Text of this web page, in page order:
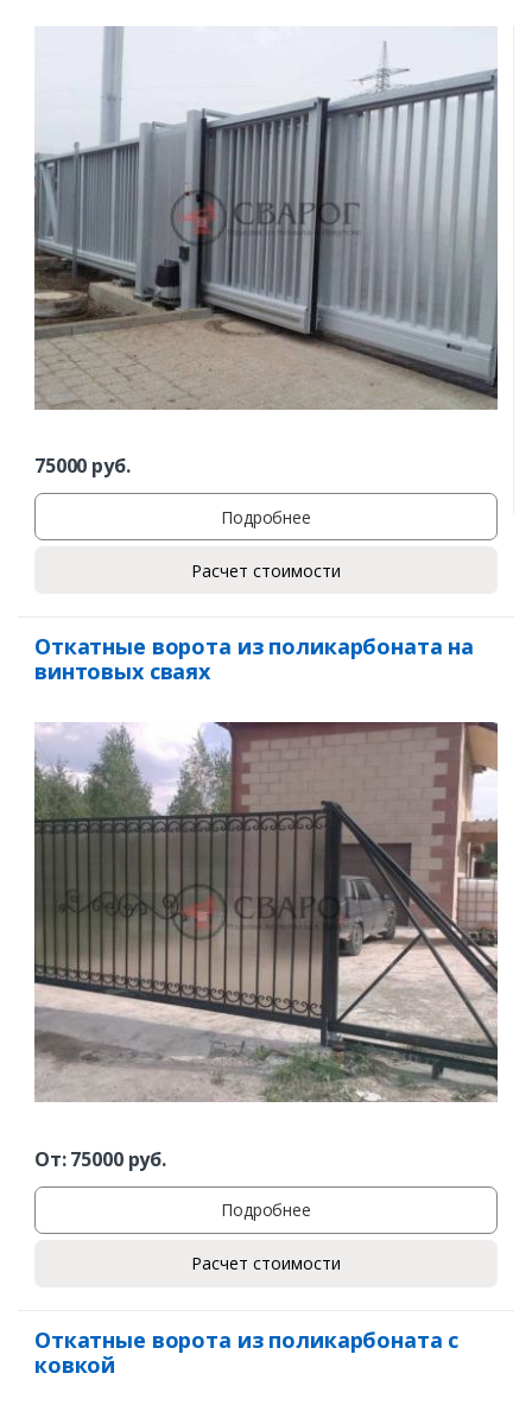
75000 руб.
Подробнее
Расчет стоимости
Откатные ворота из поликарбоната на
винтовых сваях
От:75000руб.
Подробнее
Расчет стоимости
Откатные ворота из поликарбоната с
ковкой